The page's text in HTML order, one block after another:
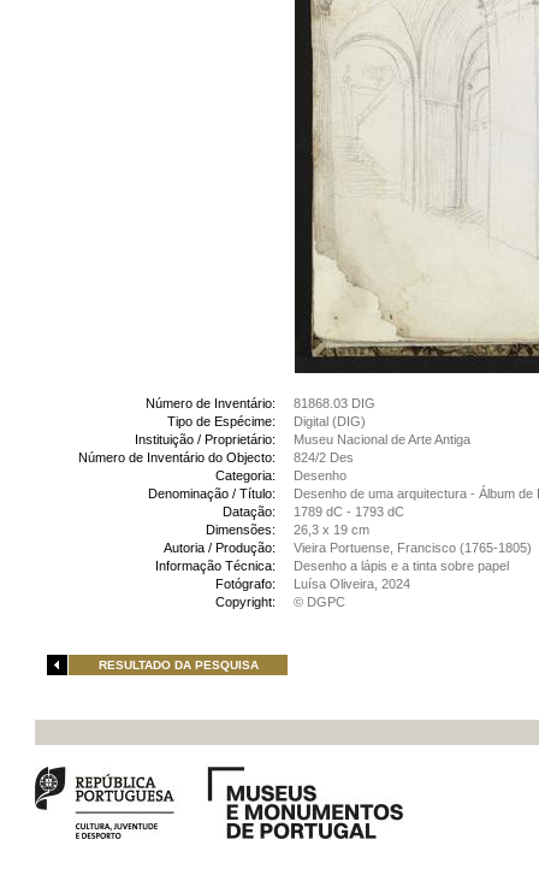
Número de Inventário:
81868.03 DIG
Tipo de Espécime:
Digital (DIG)
Instituição / Proprietário:
Museu Nacional de Arte Antiga
Número de Inventário do Objecto:
824/2 Des
Categoria:
Desenho
Denominação / Título:
Desenho de uma arquitectura - Álbum de
Datação:
1789 dC - 1793 dC
Dimensões:
26,3 x 19 cm
Autoria / Produção:
Vieira Portuense, Francisco (1765-1805)
Informação Técnica:
Desenho a lápis e a tinta sobre papel
Fotógrafo:
Luísa Oliveira, 2024
Copyright:
© DGPC
RESULTADO DA PESQUISA